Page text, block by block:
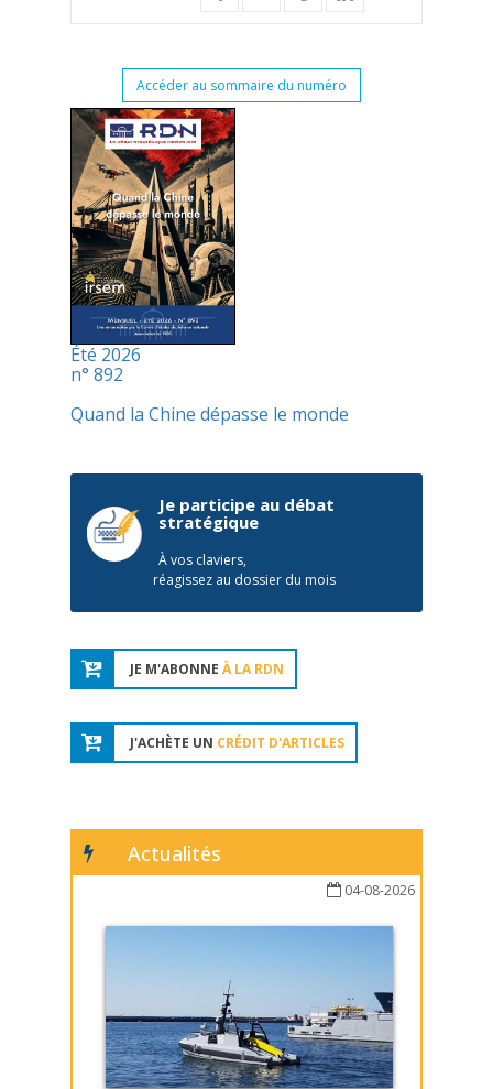
Accéder au sommaire du numéro
Été 2026
n° 892
Quand la Chine dépasse le monde
Je participe au débat
stratégique
À vos claviers,
réagissez au dossier du mois
JE M'ABONNE À LA RDN
J'ACHÈTE UN CRÉDIT D'ARTICLES
Actualités
04-08-2026